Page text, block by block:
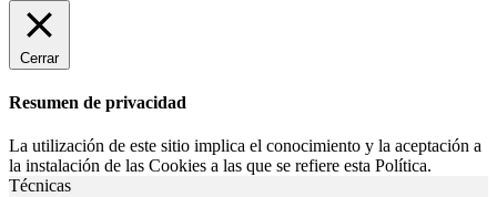
Cerrar
Resumen de privacidad
La utilización de este sitio implica el conocimiento y la aceptación a
la instalación de las Cookies a las que se refiere esta Política.
Técnicas